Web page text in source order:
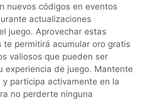
nuevos códigos en eventos
actualizaciones
juego. Aprovechar estas
te permitirá acumular oro gratis
valiosos que pueden ser
experiencia de juego. Mantente
y participa activamente en la
no perderte ninguna